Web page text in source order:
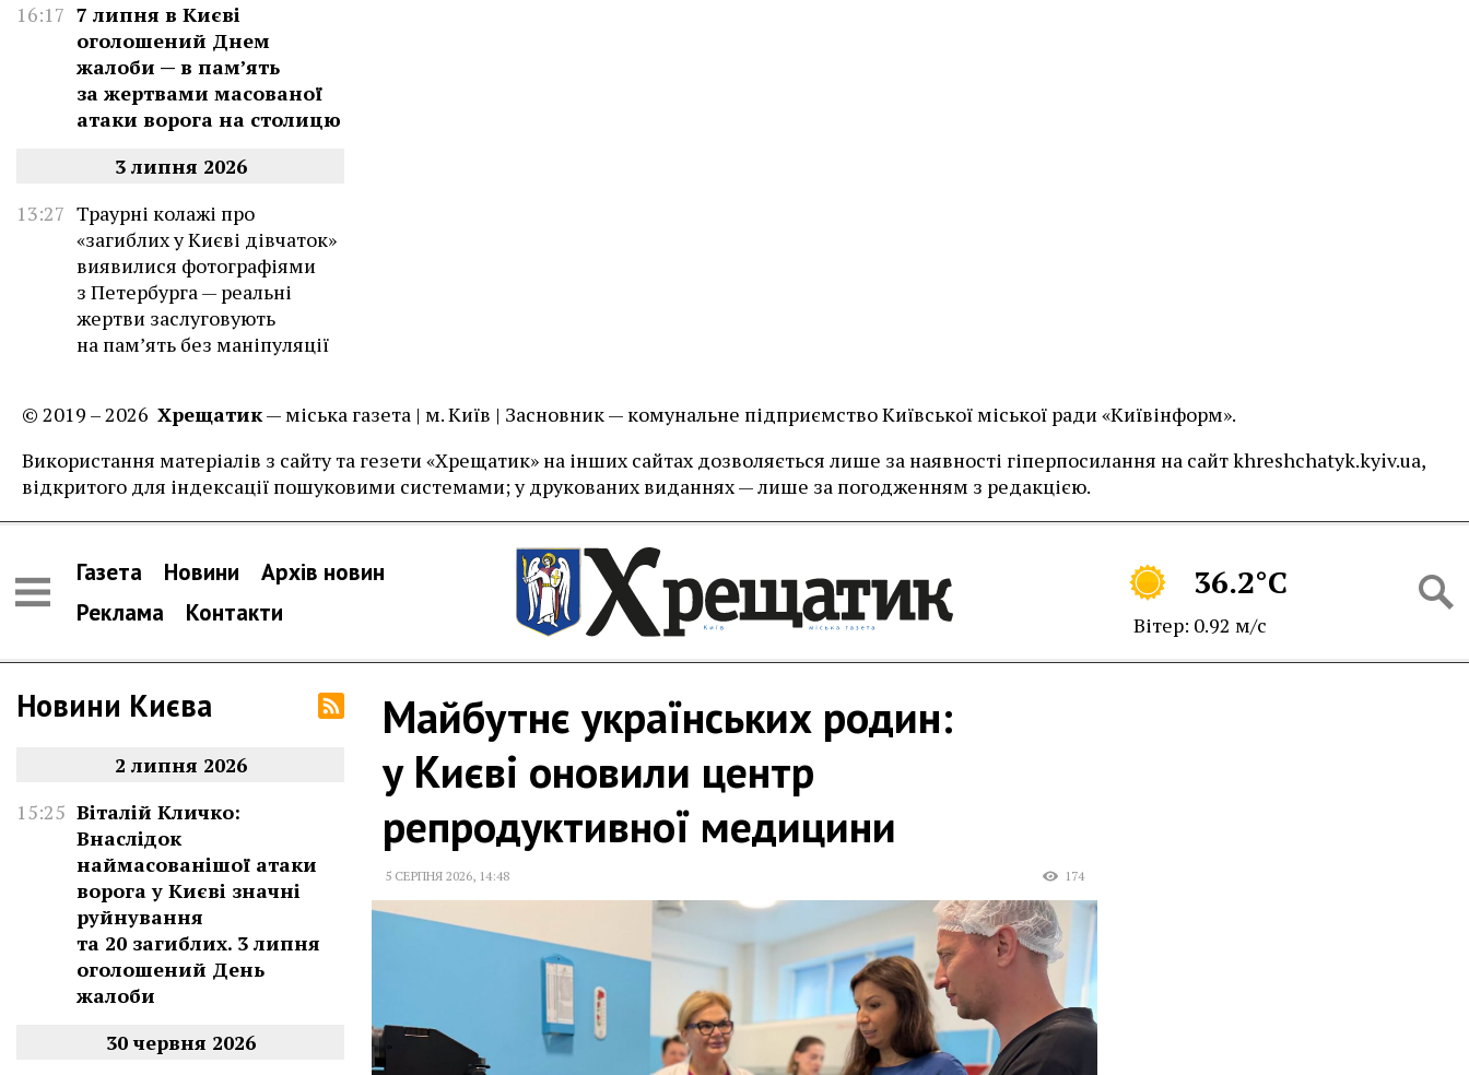
16:17 7 липня в Києві
оголошений Днем
жалоби — в памʼять
за жертвами масованої
атаки ворога на столицю
3 липня 2026
13:27 Траурні колажі про
«загиблих у Києві дівчаток»
виявилися фотографіями
з Петербурга — реальні
жертви заслуговують
на пам’ять без маніпуляції
© 2019 – 2026 Хрещатик— міська газета | м. Київ | Засновник — комунальне підприємство Київської міської ради «Київінформ».
Використання матеріалів з сайту та гезети «Хрещатик» на інших сайтах дозволяється лише за наявності гіперпосилання на сайт khreshchatyk.kyiv.ua,
відкритого для індексації пошуковими системами; у друкованих виданнях — лише за погодженням з редакцією.
Газета Новини
Архів новин
Реклама
Контакти
36.2°C
Вітер: 0.92 м/с
Новини Києва
2 липня 2026
15:25 Віталій Кличко:
Внаслідок
наймасованішої атаки
ворога у Києві значні
руйнування
та 20 загиблих. 3 липня
оголошений День
жалоби
30 червня 2026
Майбутнє українських родин:
у Києві оновили центр
репродуктивної медицини
5 СЕРПНЯ 2026, 14:48 174